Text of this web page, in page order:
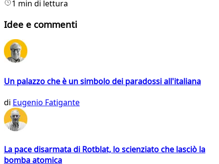
1 min di lettura
Idee e commenti
Un palazzo che è un simbolo dei paradossi all'italiana
di Eugenio Fatigante
La pace disarmata di Rotblat, lo scienziato che lasciò la
bomba atomica